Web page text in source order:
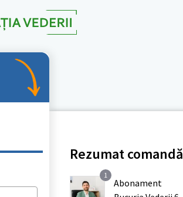
Rezumat comandă
1
Abonament